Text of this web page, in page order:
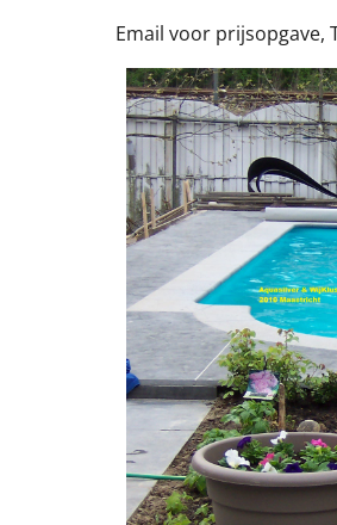
Email voor prijsopgave,